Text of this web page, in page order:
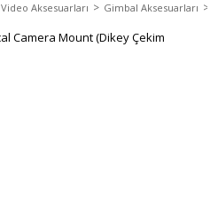
Video Aksesuarları Gimbal Aksesuarları